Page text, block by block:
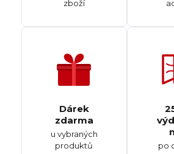
zboží
Dárek
zdarma
u vybraných
produktů
po